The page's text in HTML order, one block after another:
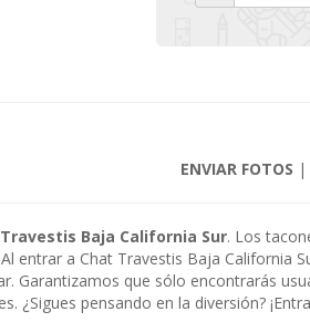
ENVIAR FOTOS |
Baja California Sur. Los
entrar a Chat Travestis Baja California
Garantizamos que sólo encontrarás
¿Sigues pensando en la diversión?